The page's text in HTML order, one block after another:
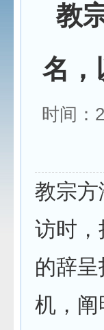
教
名，
时间：
教宗
访时
的辞
机，